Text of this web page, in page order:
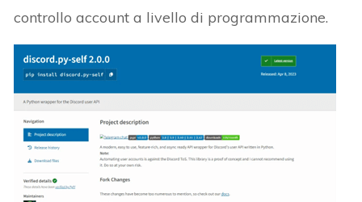
controllo account a livello di programmazione.